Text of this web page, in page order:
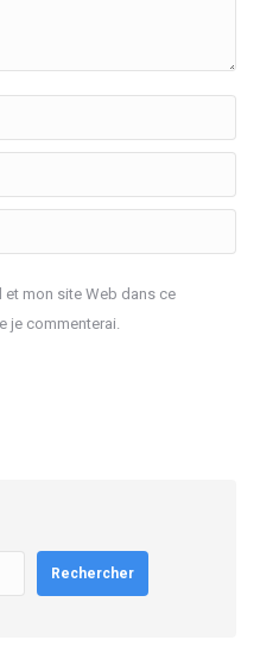
et mon site Web dans ce
je commenterai.
Rechercher